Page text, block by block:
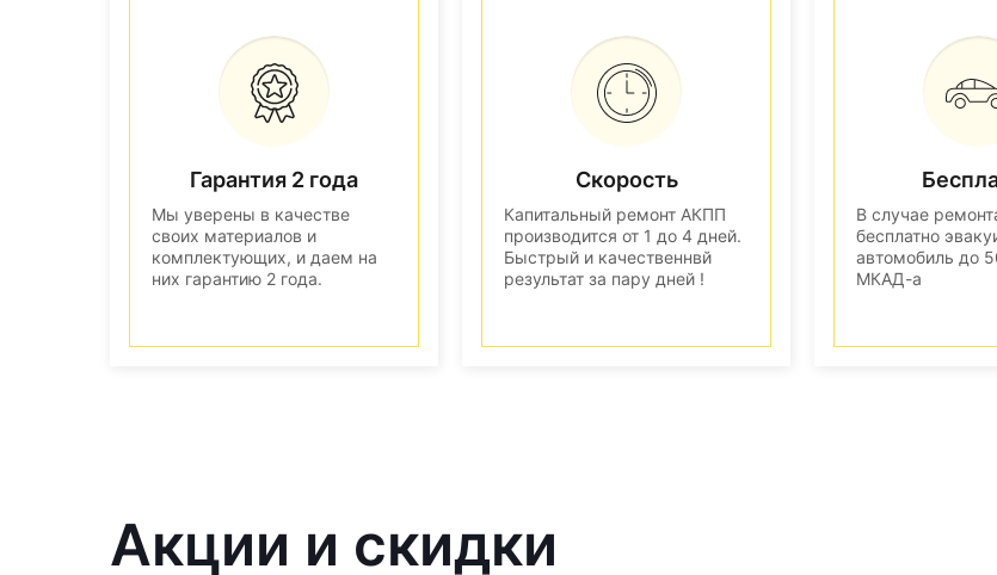
Гарантия 2 года
Мы уверены в качестве
своих материалов и
комплектующих, и даем на
них гарантию 2 года.
Скорость
Капитальный ремонт АКПП
производится от 1 до 4 дней.
Быстрый и качественнвй
результат за пару дней !
В случае
бесплатно
автомобиль до
МКАД-а
Акции и скидки